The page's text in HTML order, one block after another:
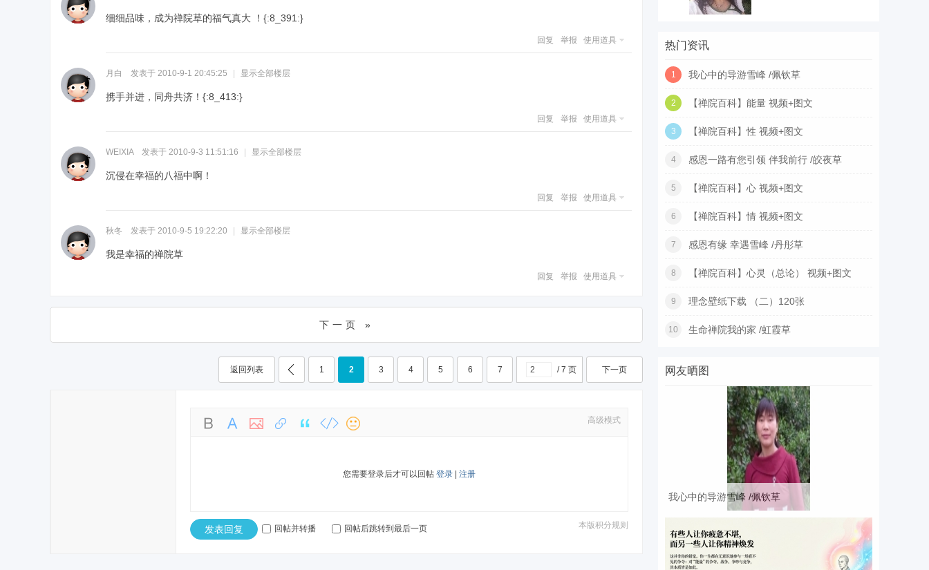
细细品味，成为禅院草的福气真大 ！ {:8_391:}
举报 使用道具
回复
月白 发表于 2010-9-1 20:45:25 显示全部楼层
携手并进，同舟共济！ {:8_413:}
举报 使用道具
回复
WEIXIA 发表于 2010-9-3 11:51:16 显示全部楼层
沉侵在幸福的八福中啊！
举报 使用道具
回复
秋冬 发表于 2010-9-5 19:22:20 显示全部楼层
我是幸福的禅院草
举报 使用道具
回复
下一页 »
1 2 3 4 5 6 7 / 7 页 下一页
返回列表
高级模式
您需要登录后才可以回帖 登录 注册
本版积分规则
发表回复 回帖并转播 回帖后跳转到最后一页
热门资讯
1 我心中的导游雪峰 /佩钦草
2 【禅院百科】能量 视频+图文
3 【禅院百科】性 视频+图文
4 感恩一路有您引领 伴我前行 /皎夜草
5 【禅院百科】心 视频+图文
6 【禅院百科】情 视频+图文
7 感恩有缘 幸遇雪峰 /丹彤草
8 【禅院百科】心灵（总论） 视频+图文
9 理念壁纸下载 （二）120张
10 生命禅院我的家 /虹霞草
网友晒图
我心中的导游雪峰 /佩钦草